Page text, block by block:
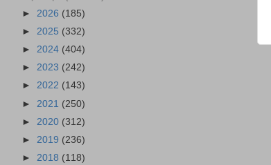
► 2026 (185)
► 2025 (332)
► 2024 (404)
► 2023 (242)
► 2022 (143)
► 2021 (250)
► 2020 (312)
► 2019 (236)
► 2018 (118)